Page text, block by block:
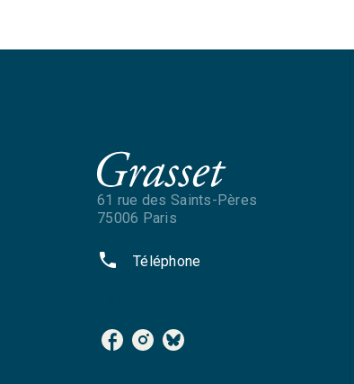
61 rue des Saints-Pères
75006 Paris
phone Téléphone